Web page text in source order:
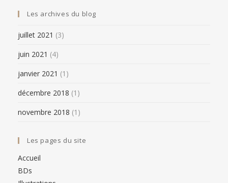
Les archives du blog
juillet 2021 (3)
juin 2021 (4)
janvier 2021 (1)
décembre 2018 (1)
novembre 2018 (1)
Les pages du site
Accueil
BDs